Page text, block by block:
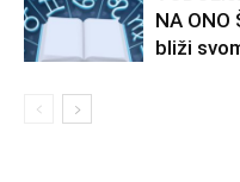
NA ONO
bliži